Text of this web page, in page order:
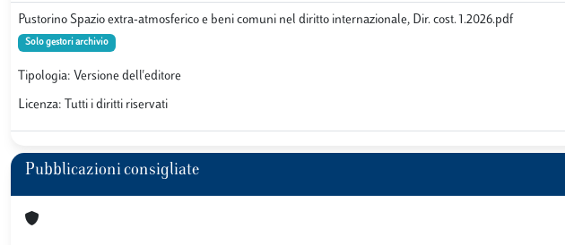
Pustorino Spazio extra-atmosferico e beni comuni nel diritto internazionale, Dir. cost. 1.2026.pdf
Solo gestori archivio
Tipologia: Versione dell'editore
Licenza: Tutti i diritti riservati
Pubblicazioni consigliate